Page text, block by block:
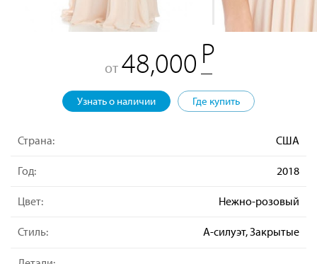
от 48,000
Узнать о наличии Где купить
Страна: США
Год: 2018
Цвет: Нежно-розовый
Стиль: А-силуэт, Закрытые